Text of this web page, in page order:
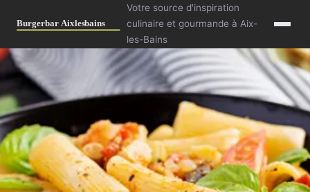
Votre source d'inspiration
culinaire et gourmande à Aix-
les-Bains